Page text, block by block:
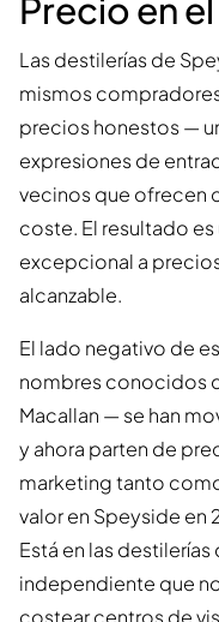
Precio en
Las destilerías de
mismos
precios honestos —
expresiones de
vecinos que ofrecen
coste. El resultado
excepcional a
alcanzable.
El lado negativo de
nombres conocidos
Macallan — se han
y ahora parten de
marketing tanto
valor en Speyside en
Está en las
independiente que
costear centros de